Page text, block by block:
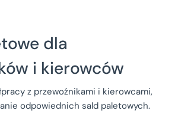
dla
i kierowców
z przewoźnikami i kierowcami,
odpowiednich sald paletowych.